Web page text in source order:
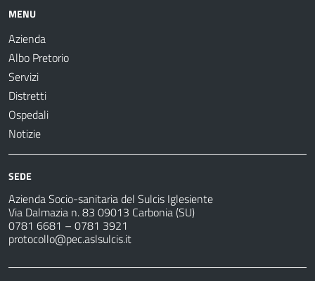
MENU
Azienda
Albo Pretorio
Servizi
Distretti
Ospedali
Notizie
SEDE
Azienda Socio-sanitaria del Sulcis Iglesiente
Via Dalmazia n. 83 09013 Carbonia (SU)
0781 6681 – 0781 3921
protocollo@pec.aslsulcis.it